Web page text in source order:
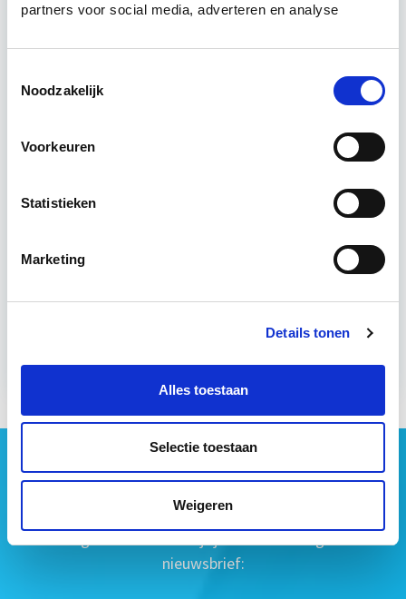
partners voor social media, adverteren en analyse
Noodzakelijk
Voorkeuren
Statistieken
Marketing
Details tonen
Alles toestaan
Selectie toestaan
Weigeren
operationeel niveau vastgoed optimaal te
Utrecht & online
6 Lesdagen lesdag(en)
wo 9 sep 2026 - Utrecht of Online
Meer informatie
Geen vastgoednieuws missen?
media voor je samen en signaleren de belangrijkste
nieuwsbrief: